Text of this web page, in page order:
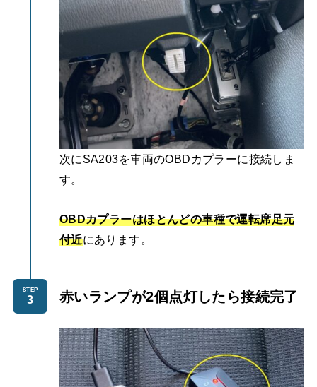
次にSA203を車両のOBDカプラーに接続しま
す。
OBDカプラーはほとんどの車種で運転席足元
付近にあります。
STEP 赤いランプが2個点灯したら接続完了